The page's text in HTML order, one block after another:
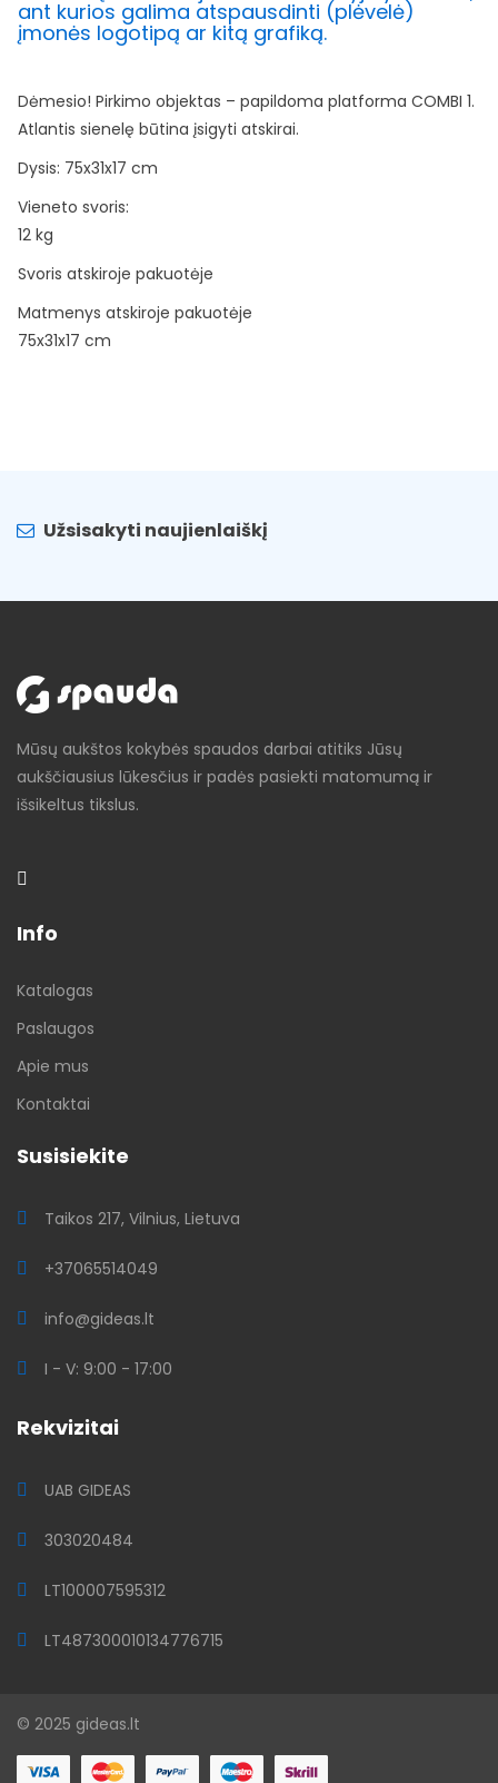
ant kurios galima atspausdinti (plėvelė)
įmonės logotipą ar kitą grafiką.
Dėmesio! Pirkimo objektas – papildoma platforma COMBI 1.
Atlantis sienelę būtina įsigyti atskirai.
Dysis: 75x31x17 cm
Vieneto svoris:
12 kg
Svoris atskiroje pakuotėje
Matmenys atskiroje pakuotėje
75x31x17 cm
Užsisakyti naujienlaiškį
Mūsų aukštos kokybės spaudos darbai atitiks Jūsų
aukščiausius lūkesčius ir padės pasiekti matomumą ir
išsikeltus tikslus.
Info
Katalogas
Paslaugos
Apie mus
Kontaktai
Susisiekite
Taikos 217, Vilnius, Lietuva
+37065514049
info@gideas.lt
I - V: 9:00 - 17:00
Rekvizitai
UAB GIDEAS
303020484
LT100007595312
LT487300010134776715
© 2025 gideas.lt